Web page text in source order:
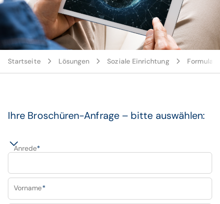
Startseite Lösungen Soziale Einrichtung Formulare
Ihre Broschüren-Anfrage – bitte auswählen:
Anrede*
Vorname*